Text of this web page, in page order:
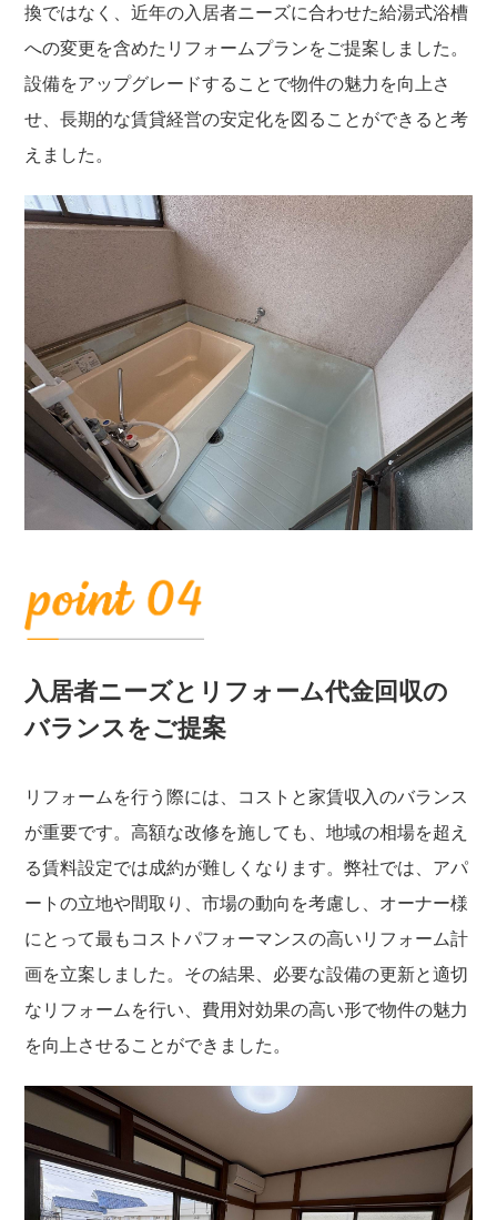
換ではなく、近年の入居者ニーズに合わせた給湯式浴槽
への変更を含めたリフォームプランをご提案しました。
設備をアップグレードすることで物件の魅力を向上さ
せ、長期的な賃貸経営の安定化を図ることができると考
えました。
入居者ニーズとリフォーム代金回収の
バランスをご提案
リフォームを行う際には、コストと家賃収入のバランス
が重要です。高額な改修を施しても、地域の相場を超え
る賃料設定では成約が難しくなります。弊社では、アパ
ートの立地や間取り、市場の動向を考慮し、オーナー様
にとって最もコストパフォーマンスの高いリフォーム計
画を立案しました。その結果、必要な設備の更新と適切
なリフォームを行い、費用対効果の高い形で物件の魅力
を向上させることができました。